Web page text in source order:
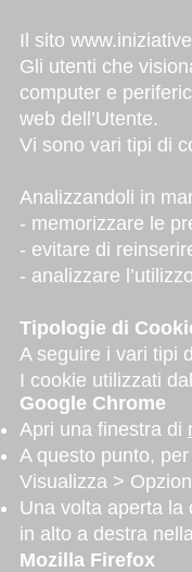
Il sito
Gli utenti che
computer e
web dell’Utente.
Vi sono vari tipi di
Analizzandoli in
- memorizzare le
- evitare di
- analizzare
Tipologie di
A seguire i vari tipi
I cookie utilizzati
Google Chrome
Apri una finestra di
A questo punto,
Visualizza >
Una volta aperta la
in alto a destra
Mozilla Firefox